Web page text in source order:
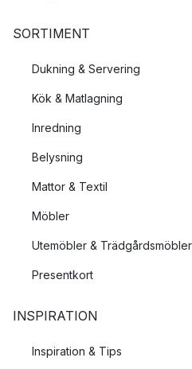
SORTIMENT
Dukning & Servering
Kök & Matlagning
Inredning
Belysning
Mattor & Textil
Möbler
Utemöbler & Trädgårdsmöbler
Presentkort
INSPIRATION
Inspiration & Tips